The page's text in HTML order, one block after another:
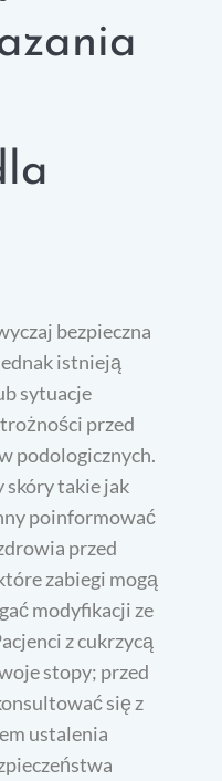
bezpieczna
istnieją
sytuacje
przed
podologicznych.
skóry takie jak
poinformować
przed
zabiegi mogą
modyfikacji ze
z cukrzycą
stopy; przed
się z
ustalenia